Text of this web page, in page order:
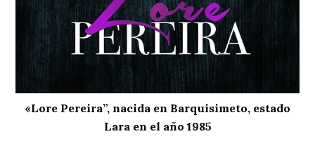
«Lore Pereira”, nacida en Barquisimeto, estado
Lara en el año 1985